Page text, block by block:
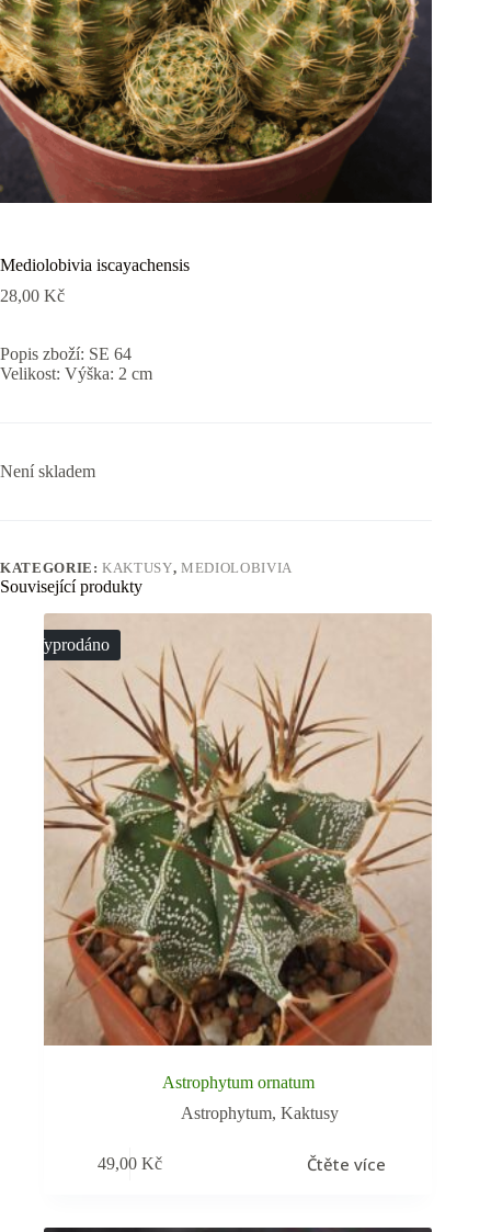
Mediolobivia iscayachensis
28,00 Kč
Popis zboží: SE 64
Velikost: Výška: 2 cm
Není skladem
KATEGORIE:KAKTUSY,MEDIOLOBIVIA
Související produkty
Vyprodáno
Astrophytum ornatum
Astrophytum,Kaktusy
49,00Kč Čtěte více